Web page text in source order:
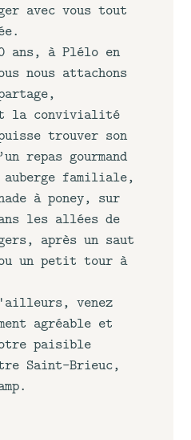
avec vous tout
ans, à Plélo en
nous attachons
la convivialité
trouver son
repas gourmand
auberge familiale,
à poney, sur
les allées de
après un saut
un petit tour à
venez
agréable et
paisible
Saint-Brieuc,